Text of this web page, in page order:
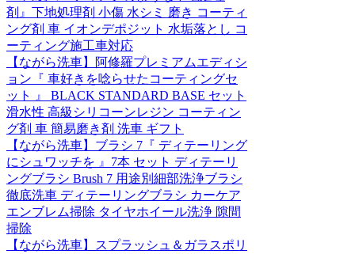
剤』下地処理剤 小傷 水シミ 磨き コーティ
ング剤 車 イオンデポジット 水垢落とし コ
ーティング施工車対応
【ながら洗車】阿修羅プレミアムエディシ
ョン『 車好きを唸らせたコーティングセ
ット 』 BLACK STANDARD BASE セット
滑水性 高級シリコーンレジン コーティン
グ剤 車 簡易磨き剤 洗車 ギフト
【ながら洗車】ブラシ 7『 ディテーリング
にシュワッチを 』7本 セット ディテーリ
ングブラシ Brush 7 用途別細部洗浄ブラシ
徹底洗車 ディテーリングブラシ カーケア
エンブレム掃除 タイヤホイール洗浄 隙間
掃除
【ながら洗車】スプラッシュ＆ガラスポリ